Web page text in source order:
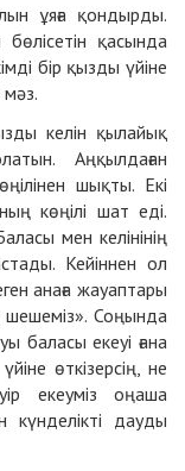
ұяға қондырды.
қасында
бір қызды үйіне
мәз.
келін қылайық
Аңқылдаған
шықты. Екі
көңілі шат еді.
мен келінінің
Кейіннен ол
анаға жауаптары
шешеміз». Соңында
баласы екеуі ғана
өткізерсің, не
екеуміз оңаша
күнделікті дауды